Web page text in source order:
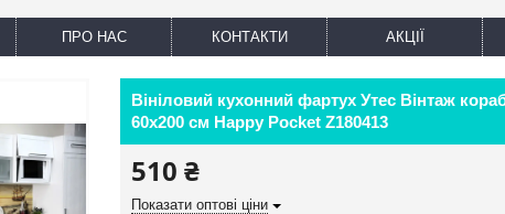
ПРО НАС КОНТАКТИ АКЦІЇ
Вініловий кухонний фартух Утес Вінтаж
60х200 см Happy Pocket Z180413
510 ₴
Показати оптові ціни